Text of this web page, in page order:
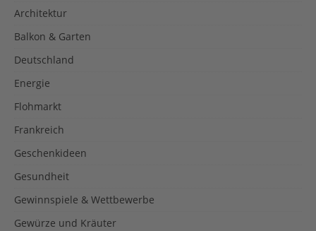
Architektur
Balkon & Garten
Deutschland
Energie
Flohmarkt
Frankreich
Geschenkideen
Gesundheit
Gewinnspiele & Wettbewerbe
Gewürze und Kräuter